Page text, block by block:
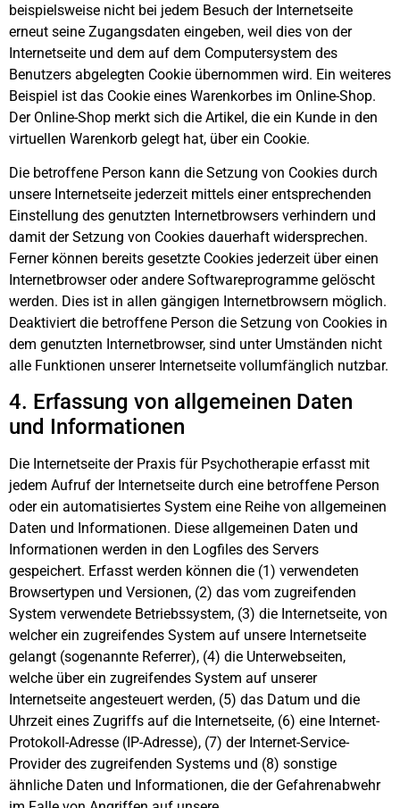
beispielsweise nicht bei jedem Besuch der Internetseite
erneut seine Zugangsdaten eingeben, weil dies von der
Internetseite und dem auf dem Computersystem des
Benutzers abgelegten Cookie übernommen wird. Ein weiteres
Beispiel ist das Cookie eines Warenkorbes im Online-Shop.
Der Online-Shop merkt sich die Artikel, die ein Kunde in den
virtuellen Warenkorb gelegt hat, über ein Cookie.
Die betroffene Person kann die Setzung von Cookies durch
unsere Internetseite jederzeit mittels einer entsprechenden
Einstellung des genutzten Internetbrowsers verhindern und
damit der Setzung von Cookies dauerhaft widersprechen.
Ferner können bereits gesetzte Cookies jederzeit über einen
Internetbrowser oder andere Softwareprogramme gelöscht
werden. Dies ist in allen gängigen Internetbrowsern möglich.
Deaktiviert die betroffene Person die Setzung von Cookies in
dem genutzten Internetbrowser, sind unter Umständen nicht
alle Funktionen unserer Internetseite vollumfänglich nutzbar.
4. Erfassung von allgemeinen Daten
und Informationen
Die Internetseite der Praxis für Psychotherapie erfasst mit
jedem Aufruf der Internetseite durch eine betroffene Person
oder ein automatisiertes System eine Reihe von allgemeinen
Daten und Informationen. Diese allgemeinen Daten und
Informationen werden in den Logfiles des Servers
gespeichert. Erfasst werden können die (1) verwendeten
Browsertypen und Versionen, (2) das vom zugreifenden
System verwendete Betriebssystem, (3) die Internetseite, von
welcher ein zugreifendes System auf unsere Internetseite
gelangt (sogenannte Referrer), (4) die Unterwebseiten,
welche über ein zugreifendes System auf unserer
Internetseite angesteuert werden, (5) das Datum und die
Uhrzeit eines Zugriffs auf die Internetseite, (6) eine Internet-
Protokoll-Adresse (IP-Adresse), (7) der Internet-Service-
Provider des zugreifenden Systems und (8) sonstige
ähnliche Daten und Informationen, die der Gefahrenabwehr